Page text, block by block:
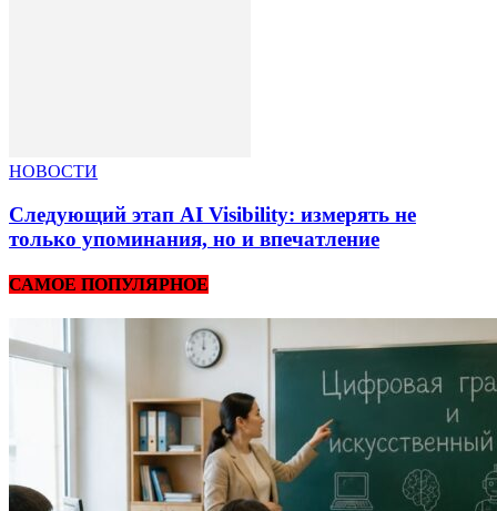
НОВОСТИ
Следующий этап AI Visibility: измерять не
только упоминания, но и впечатление
САМОЕ ПОПУЛЯРНОЕ